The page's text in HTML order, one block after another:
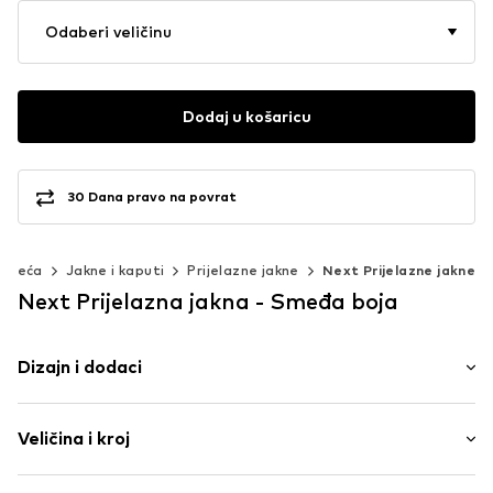
Odaberi veličinu
Dodaj u košaricu
30 Dana pravo na povrat
Jakne i kaputi Prijelazne jakne Next Prijelazne jakne
Next Prijelazna jakna - Smeđa boja
Dizajn i dodaci
Traper
Spušteni ovratnik
Veličina i kroj